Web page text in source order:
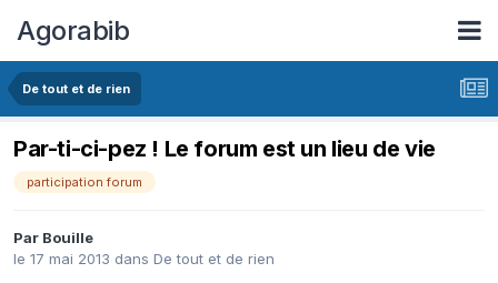
Agorabib
De tout et de rien
Par-ti-ci-pez ! Le forum est un lieu de vie
participation forum
Par Bouille
le 17 mai 2013 dans De tout et de rien